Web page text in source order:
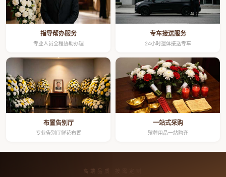
指导帮办服务
专业人员全程协助办理
专车接送服务
24小时遗体接送专车
布置告别厅
专业告别厅鲜花布置
一站式采购
殡葬用品一站购齐
高端品质 按需定制